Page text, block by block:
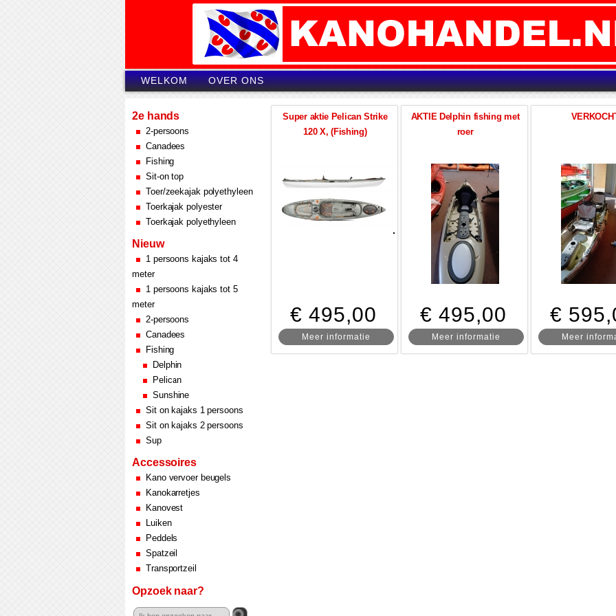
WELKOM OVER ONS
2e hands
2-persoons
Canadees
Fishing
Sit-on top
Toer/zeekajak polyethyleen
Toerkajak polyester
Toerkajak polyethyleen
Nieuw
1 persoons kajaks tot 4
meter
1 persoons kajaks tot 5
meter
2-persoons
Canadees
Fishing
Delphin
Pelican
Sunshine
Sit on kajaks 1 persoons
Sit on kajaks 2 persoons
Sup
Accessoires
Kano vervoer beugels
Kanokarretjes
Kanovest
Luiken
Peddels
Spatzeil
Transportzeil
Opzoek naar?
Super aktie Pelican Strike
120 X, (Fishing)
€ 495,00
Meer informatie
AKTIE Delphin fishing met
roer
€ 495,00
Meer informatie
€
Meer